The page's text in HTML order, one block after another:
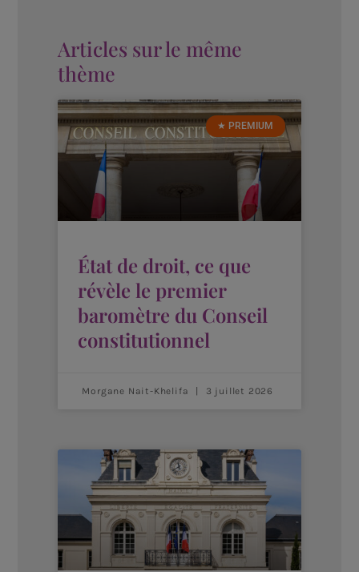
Articles sur le même
thème
★ PREMIUM
État de droit, ce que
révèle le premier
baromètre du Conseil
constitutionnel
Morgane Nait-Khelifa 3 juillet 2026